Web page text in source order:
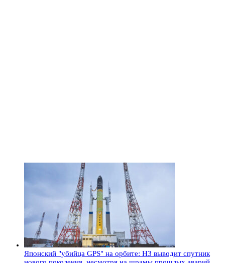
Японский "убийца GPS" на орбите: H3 выводит спутник